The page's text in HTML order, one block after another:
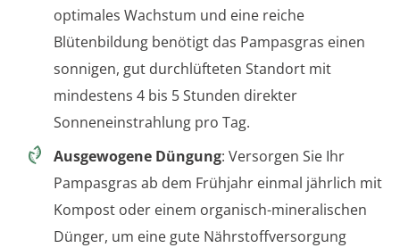
optimales Wachstum und eine reiche
Blütenbildung benötigt das Pampasgras einen
sonnigen, gut durchlüfteten Standort mit
mindestens 4 bis 5 Stunden direkter
Sonneneinstrahlung pro Tag.
Ausgewogene Düngung: Versorgen Sie Ihr
Pampasgras ab dem Frühjahr einmal jährlich mit
Kompost oder einem organisch-mineralischen
Dünger, um eine gute Nährstoffversorgung